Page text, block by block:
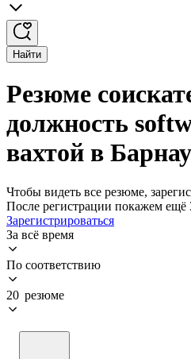
Найти
Резюме
должность
вахтой в
Чтобы видеть все резюме,
После регистрации покажем ещё
Зарегистрироваться
За всё время
По соответствию
20 резюме